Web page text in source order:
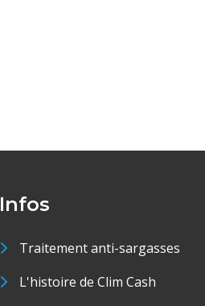
Infos
Traitement anti-sargasses
L'histoire de Clim Cash